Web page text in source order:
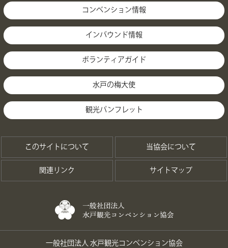
コンベンション情報
インバウンド情報
ボランティアガイド
水戸の梅大使
観光パンフレット
このサイトについて 当協会について
関連リンク サイトマップ
一般社団法人 水戸観光コンベンション協会